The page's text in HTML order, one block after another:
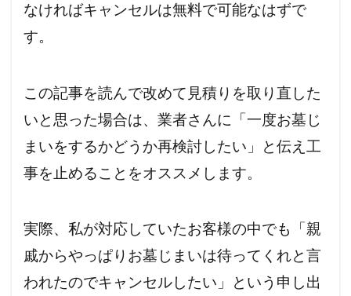
なければキャンセルは無料で可能なはずで
す。
この記事を読んで改めて見積りを取り直した
いと思った場合は、業者さんに「一度お墓じ
まいをするかどうか再検討したい」と伝え工
事を止めることをオススメします。
実際、私が対応していたお客様の中でも「親
戚からやっぱりお墓じまいは待ってくれと言
われたのでキャンセルしたい」という申し出